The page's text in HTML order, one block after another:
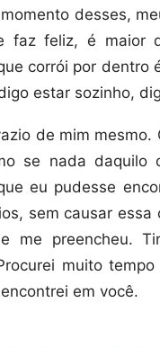
desses,
feliz, é maior
corrói por dentro
estar sozinho,
de mim
se nada
eu pudesse
sem causar
me preencheu.
muito
em você.